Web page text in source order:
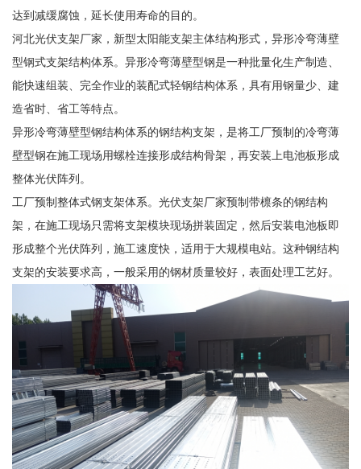
达到减缓腐蚀，延长使用寿命的目的。
河北光伏支架厂家，新型太阳能支架主体结构形式，异形冷弯薄壁
型钢式支架结构体系。异形冷弯薄壁型钢是一种批量化生产制造、
能快速组装、完全作业的装配式轻钢结构体系，具有用钢量少、建
造省时、省工等特点。
异形冷弯薄壁型钢结构体系的钢结构支架，是将工厂预制的冷弯薄
壁型钢在施工现场用螺栓连接形成结构骨架，再安装上电池板形成
整体光伏阵列。
工厂预制整体式钢支架体系。光伏支架厂家预制带檩条的钢结构
架，在施工现场只需将支架模块现场拼装固定，然后安装电池板即
形成整个光伏阵列，施工速度快，适用于大规模电站。这种钢结构
支架的安装要求高，一般采用的钢材质量较好，表面处理工艺好。